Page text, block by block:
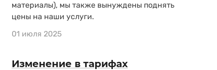
материалы), мы также вынуждены поднять
цены на наши услуги.
01 июля 2025
Изменение в тарифах